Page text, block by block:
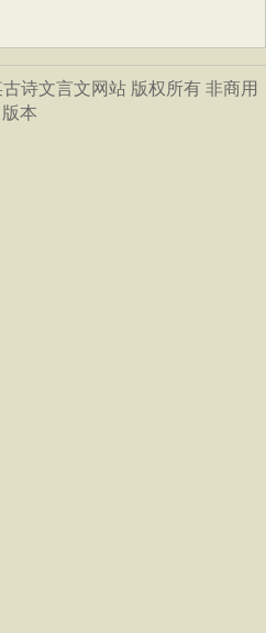
诗文言文网站 版权所有 非商用
版本